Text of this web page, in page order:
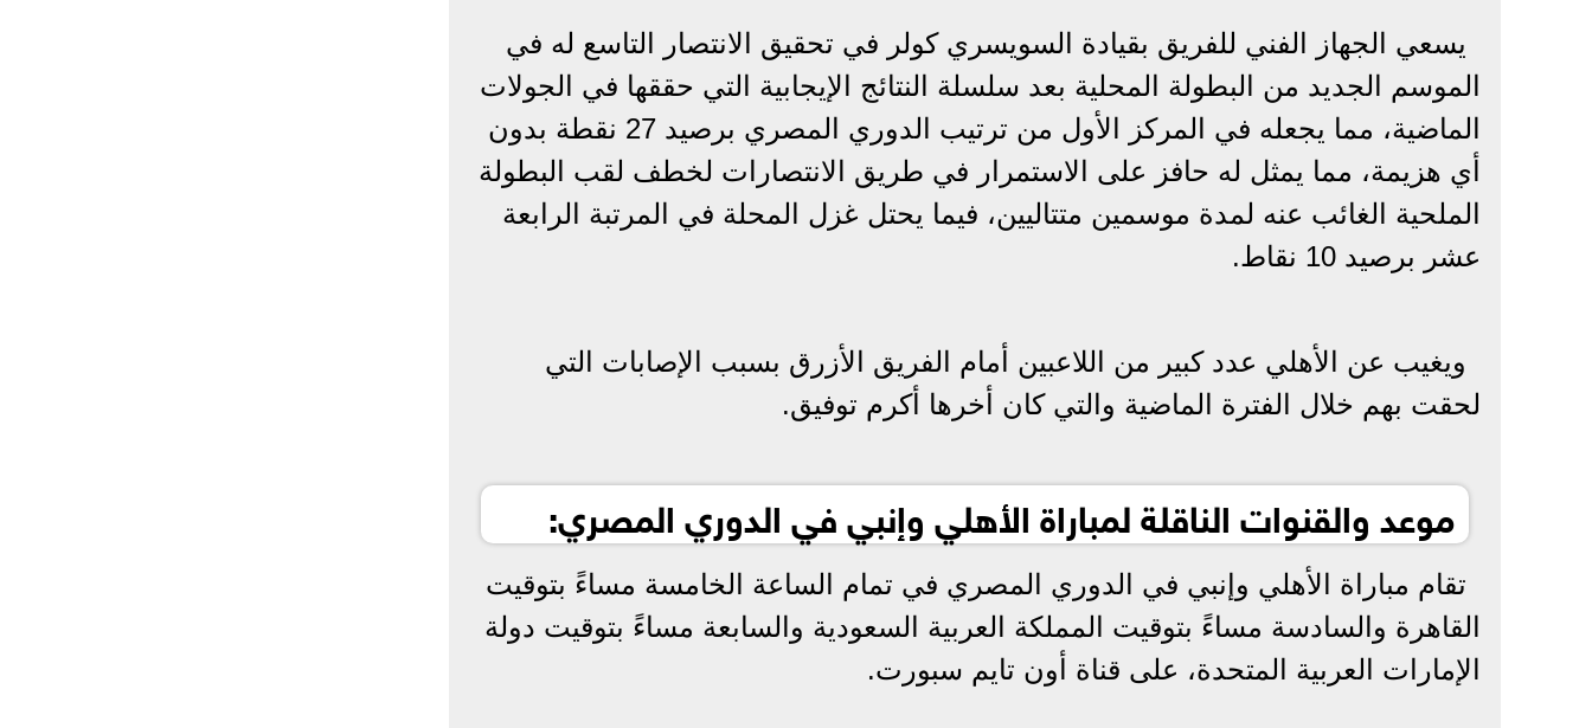
يسعي الجهاز الفني للفريق بقيادة السويسري كولر في تحقيق الانتصار التاسع له في
الموسم الجديد من البطولة المحلية بعد سلسلة النتائج الإيجابية التي حققها في الجولات
الماضية، مما يجعله في المركز الأول من ترتيب الدوري المصري برصيد 27 نقطة بدون
أي هزيمة، مما يمثل له حافز على الاستمرار في طريق الانتصارات لخطف لقب البطولة
الملحية الغائب عنه لمدة موسمين متتاليين، فيما يحتل غزل المحلة في المرتبة الرابعة
عشر برصيد 10 نقاط.
ويغيب عن الأهلي عدد كبير من اللاعبين أمام الفريق الأزرق بسبب الإصابات التي
لحقت بهم خلال الفترة الماضية والتي كان أخرها أكرم توفيق.
موعد والقنوات الناقلة لمباراة الأهلي وإنبي في الدوري المصري:
تقام مباراة الأهلي وإنبي في الدوري المصري في تمام الساعة الخامسة مساءً بتوقيت
القاهرة والسادسة مساءً بتوقيت المملكة العربية السعودية والسابعة مساءً بتوقيت دولة
الإمارات العربية المتحدة، على قناة أون تايم سبورت.